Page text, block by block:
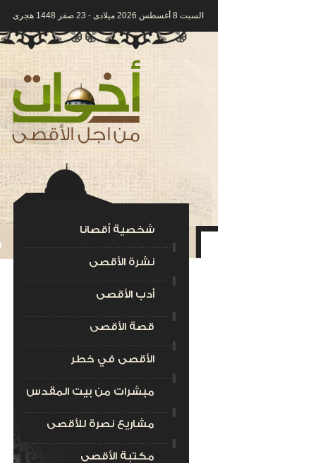
السبت 8 أغسطس 2026 ميلادى - 23 صفر 1448 هجرى
شخصية أقصانا
نشرة الأقصى
أدب الأقصى
قصة الأقصى
الأقصى في خطر
مبشرات من بيت المقدس
مشاريع نصرة للأقصى
مكتبة الأقصى